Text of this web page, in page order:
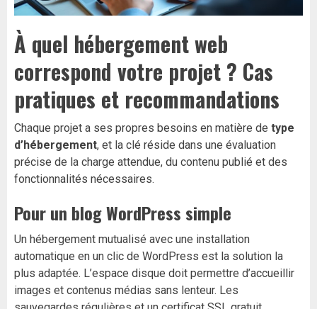
À quel hébergement web
correspond votre projet ? Cas
pratiques et recommandations
Chaque projet a ses propres besoins en matière de type
d’hébergement, et la clé réside dans une évaluation
précise de la charge attendue, du contenu publié et des
fonctionnalités nécessaires.
Pour un blog WordPress simple
Un hébergement mutualisé avec une installation
automatique en un clic de WordPress est la solution la
plus adaptée. L’espace disque doit permettre d’accueillir
images et contenus médias sans lenteur. Les